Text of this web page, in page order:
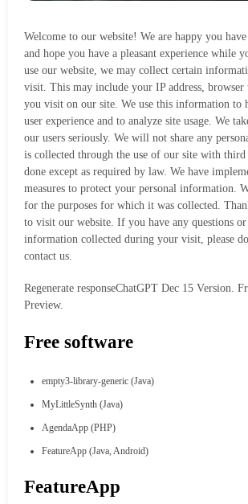
Welcome to our website! We are happy you
and hope you have a pleasant experience while
use our website, we may collect certain
visit. This may include your IP address, browser
you visit on our site. We use this information to
user experience and to analyze site usage. We
our users seriously. We will not share any
is collected through the use of our site with
done except as required by law. We have
measures to protect your personal information.
for the purposes for which it was collected.
to visit our website. If you have any questions or
information collected during your visit, please
contact us.
Regenerate responseChatGPT Dec 15 Version.
Preview.
Free software
empty3-library-generic (Java)
MyLittleSynth (Java)
AgendaApp (PHP)
FeatureApp (Java, Android)
FeatureApp